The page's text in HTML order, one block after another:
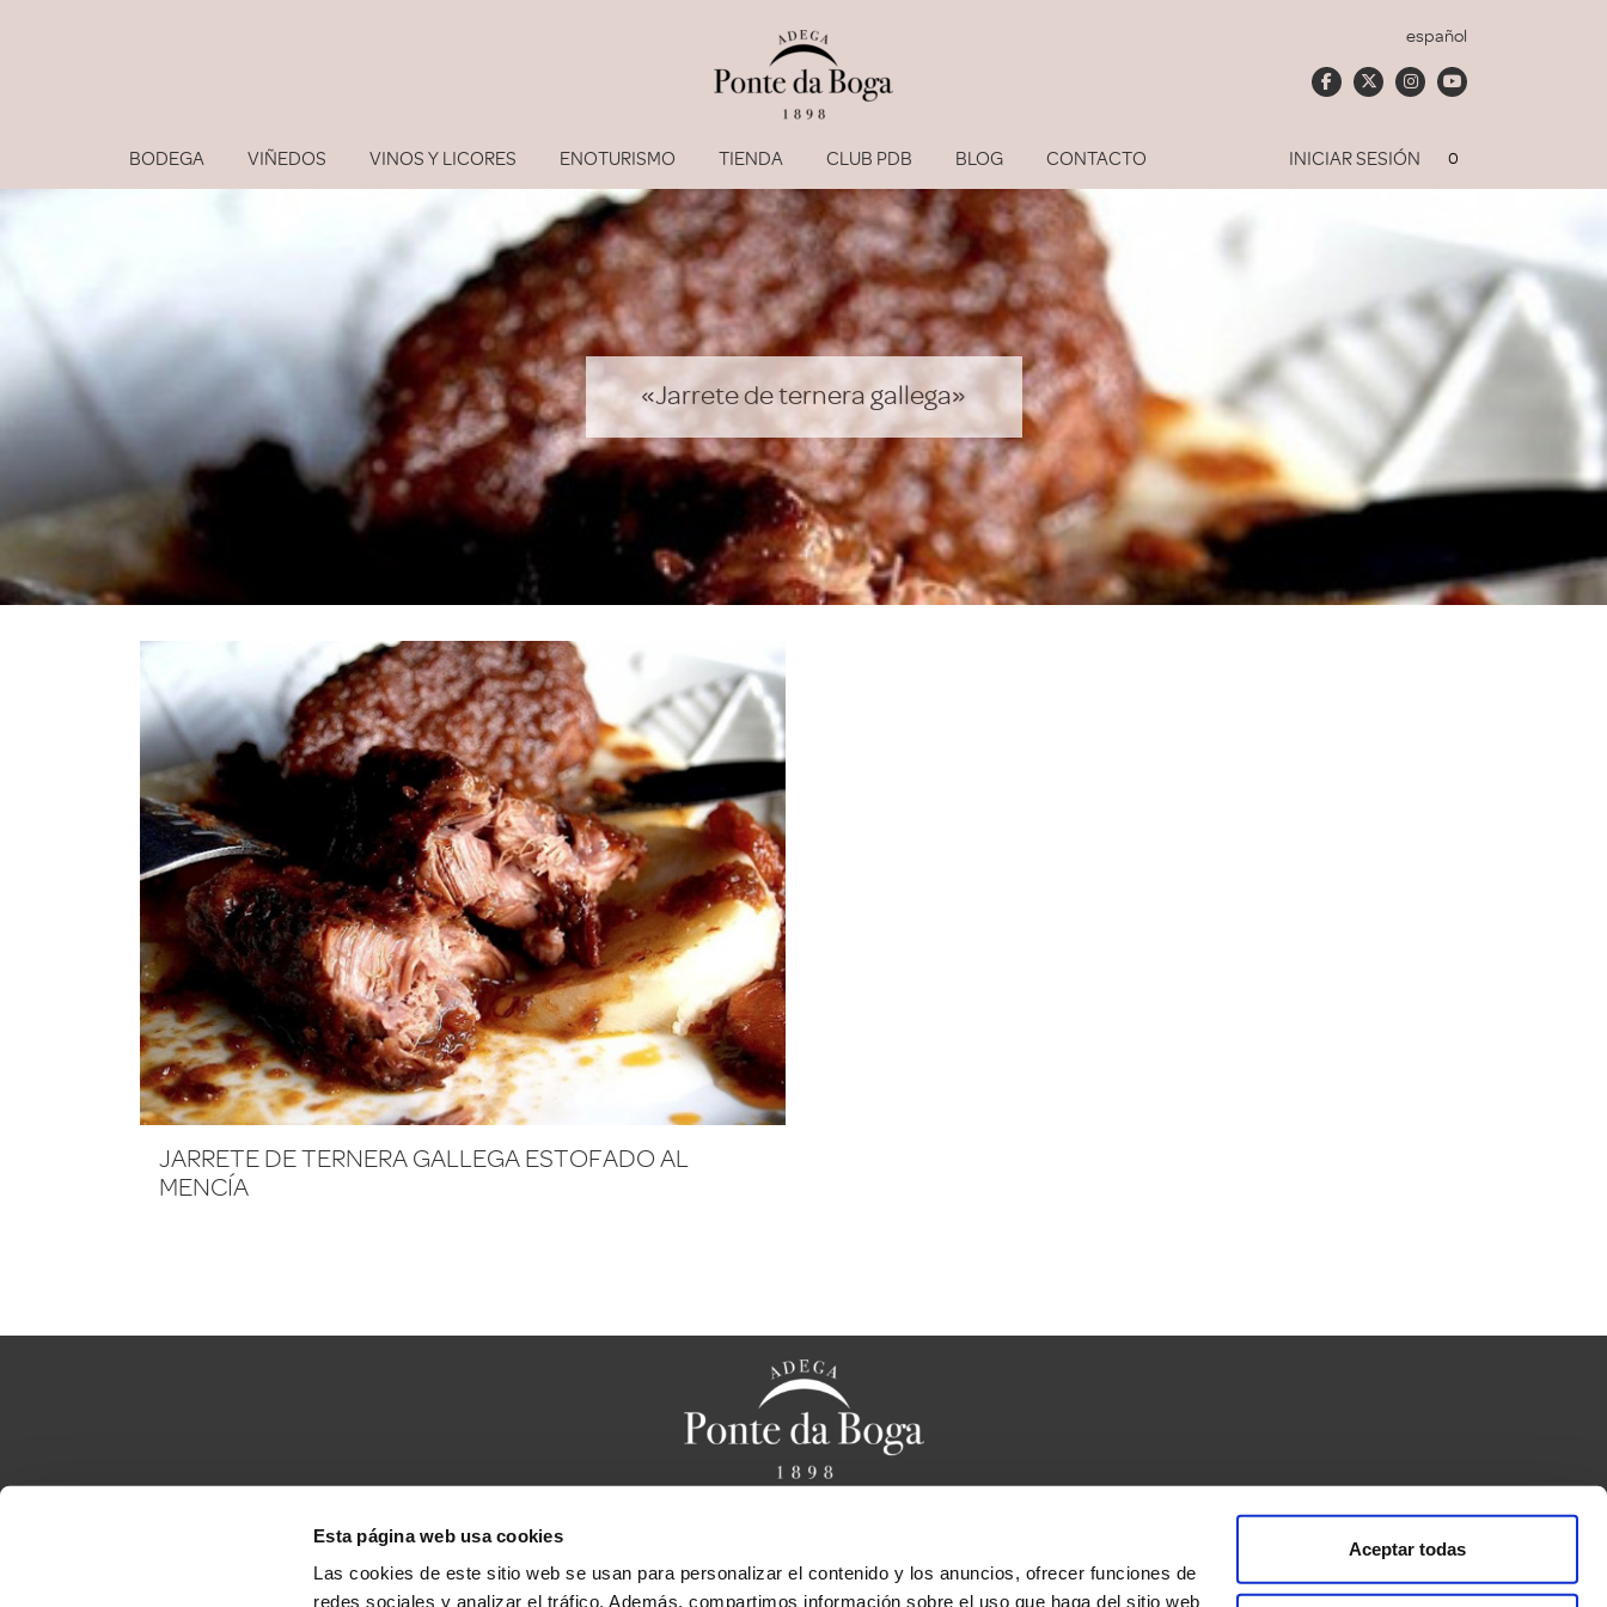
Esta página web usa cookies
Las cookies de este sitio web se usan para personalizar el contenido y los anuncios, ofrecer funciones de
redes sociales y analizar el tráfico. Además, compartimos información sobre el uso que haga del sitio web
Aceptar todas
español
BODEGA VIÑEDOS VINOS Y LICORES ENOTURISMO TIENDA CLUB PDB BLOG CONTACTO INICIAR SESIÓN
Soy socio del Club
He olvidado mi contraseña
ACCEDER
0
«Jarrete de ternera gallega»
JARRETE DE TERNERA GALLEGA ESTOFADO AL
MENCÍA
Condiciones de compra y envío
Bases legales sorteo “Cena caprichos de Chefs”